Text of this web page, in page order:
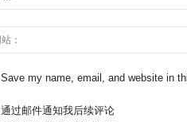
Save my name, email, and website in
通过邮件通知我后续评论